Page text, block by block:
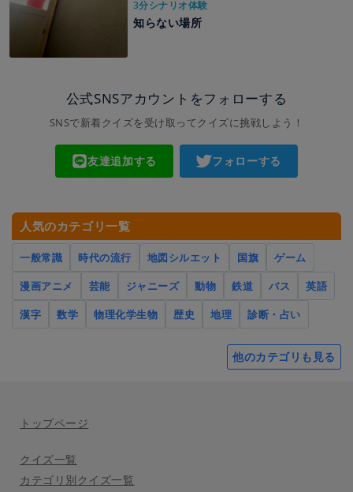
3分シナリオ体験
知らない場所
公式SNSアカウントをフォローする
SNSで新着クイズを受け取ってクイズに挑戦しよう！
友達追加する フォローする
人気のカテゴリ一覧
一般常識 時代の流行 地図シルエット 国旗
ゲーム
漫画アニメ
芸能 ジャニーズ 動物 鉄道 バス
英語
漢字
数学 物理化学生物 歴史 地理 診断・占い
他のカテゴリも見る
トップページ
クイズ一覧
カテゴリ別クイズ一覧